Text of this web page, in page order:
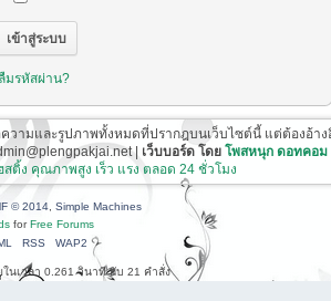
มรหัสผ่าน?
ามและรูปภาพทั้งหมดที่ปรากฎบนเว็บไซต์นี้ แต่ต้องอ้าง
| เว็บบอร์ด โดย โพสหนุก ดอทคอม
สติ้ง คุณภาพสูง เร็ว แรง ตลอด 24 ชั่วโมง
© 2014, Simple Machines
forFree Forums
RSS WAP2
นเวลา 0.261 วินาที กับ 21 คำสั่ง